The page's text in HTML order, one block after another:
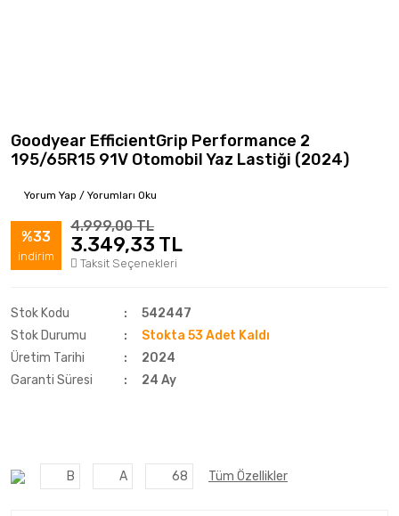
Goodyear EfficientGrip Performance 2
195/65R15 91V Otomobil Yaz Lastiği (2024)
Yorum Yap / Yorumları Oku
%33
indirim
4.999,00 TL
3.349,33 TL
Taksit Seçenekleri
Stok Kodu
542447
Stok Durumu
Stokta 53 Adet Kaldı
Üretim Tarihi
2024
Garanti Süresi
24 Ay
B A 68 Tüm Özellikler